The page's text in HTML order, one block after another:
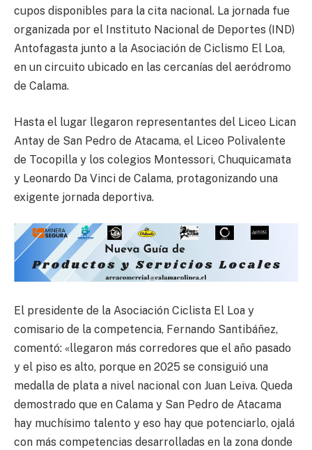
cupos disponibles para la cita nacional. La jornada fue
organizada por el Instituto Nacional de Deportes (IND)
Antofagasta junto a la Asociación de Ciclismo El Loa,
en un circuito ubicado en las cercanías del aeródromo
de Calama.
Hasta el lugar llegaron representantes del Liceo Lican
Antay de San Pedro de Atacama, el Liceo Polivalente
de Tocopilla y los colegios Montessori, Chuquicamata
y Leonardo Da Vinci de Calama, protagonizando una
exigente jornada deportiva.
El presidente de la Asociación Ciclista El Loa y
comisario de la competencia, Fernando Santibáñez,
comentó: «llegaron más corredores que el año pasado
y el piso es alto, porque en 2025 se consiguió una
medalla de plata a nivel nacional con Juan Leiva. Queda
demostrado que en Calama y San Pedro de Atacama
hay muchísimo talento y eso hay que potenciarlo, ojalá
con más competencias desarrolladas en la zona donde